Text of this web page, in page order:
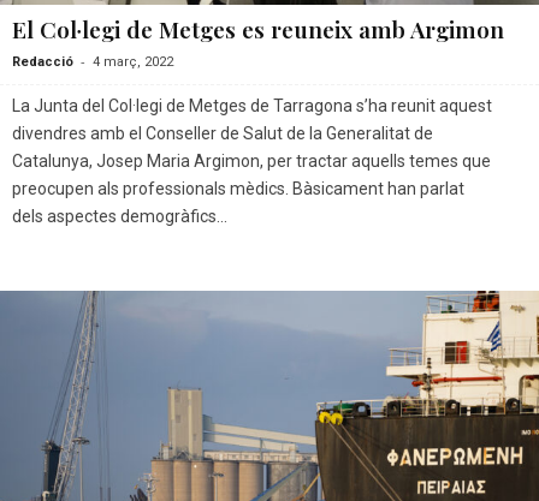
El Col·legi de Metges es reuneix amb Argimon
Redacció - 4 març, 2022
La Junta del Col·legi de Metges de Tarragona s’ha reunit aquest
divendres amb el Conseller de Salut de la Generalitat de
Catalunya, Josep Maria Argimon, per tractar aquells temes que
preocupen als professionals mèdics. Bàsicament han parlat
dels aspectes demogràfics...